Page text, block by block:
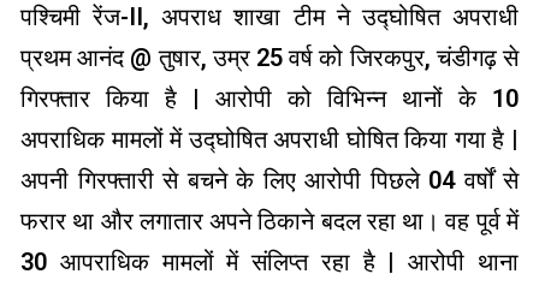
पश्चिमी रेंज-II, अपराध शाखा टीम ने उद्घोषित अपराधी
प्रथम आनंद @ तुषार, उम्र 25 वर्ष को जिरकपुर, चंडीगढ़ से
गिरफ्तार किया है | आरोपी को विभिन्न थानों के 10
अपराधिक मामलों में उद्घोषित अपराधी घोषित किया गया है |
अपनी गिरफ्तारी से बचने के लिए आरोपी पिछले 04 वर्षों से
फरार था और लगातार अपने ठिकाने बदल रहा था। वह पूर्व में
30 आपराधिक मामलों में संलिप्त रहा है | आरोपी थाना